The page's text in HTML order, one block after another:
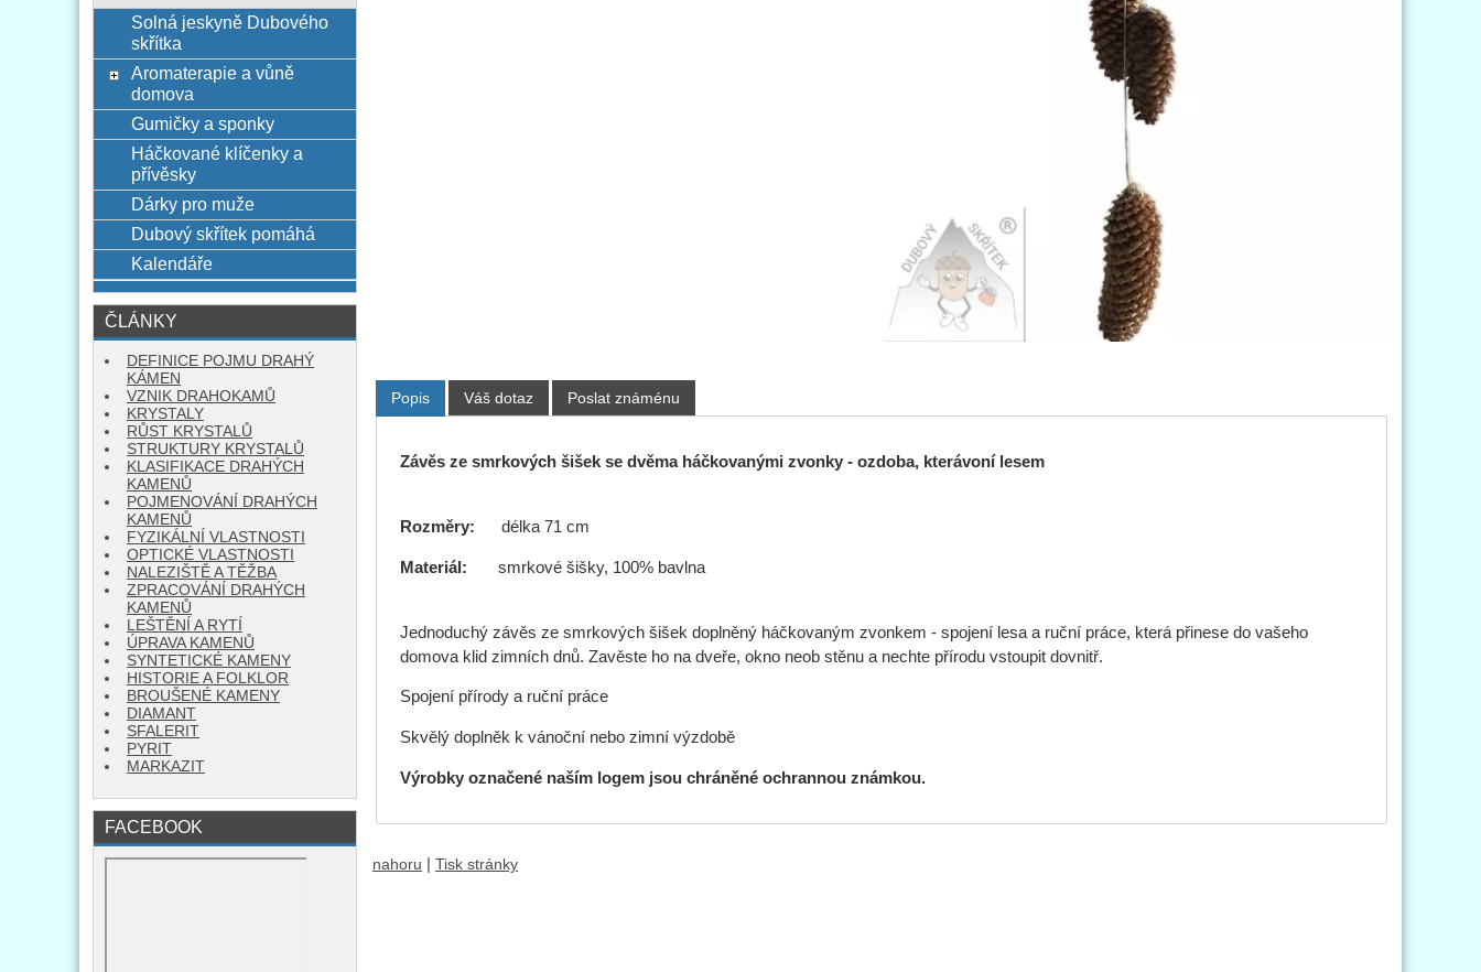
Popis Váš dotaz Poslat známénu
Závěs ze smrkových šišek se dvěma háčkovanými zvonky - ozdoba, kterávoní lesem
Rozměry: délka 71 cm
Materiál: smrkové šišky, 100% bavlna
Jednoduchý závěs ze smrkových šišek doplněný háčkovaným zvonkem - spojení lesa a ruční práce, která přinese do vašeho
domova klid zimních dnů. Zavěste ho na dveře, okno neob stěnu a nechte přírodu vstoupit dovnitř.
Spojení přírody a ruční práce
Skvělý doplněk k vánoční nebo zimní výzdobě
Výrobky označené naším logem jsou chráněné ochrannou známkou.
nahoru Tisk stránky
Solná jeskyně Dubového
skřítka
Aromaterapie a vůně
domova
Gumičky a sponky
Háčkované klíčenky a
přívěsky
Dárky pro muže
Dubový skřítek pomáhá
Kalendáře
ČLÁNKY
DEFINICE POJMU DRAHÝ
KÁMEN
VZNIK DRAHOKAMŮ
KRYSTALY
RŮST KRYSTALŮ
STRUKTURY KRYSTALŮ
KLASIFIKACE DRAHÝCH
KAMENŮ
POJMENOVÁNÍ DRAHÝCH
KAMENŮ
FYZIKÁLNÍ VLASTNOSTI
OPTICKÉ VLASTNOSTI
NALEZIŠTĚ A TĚŽBA
ZPRACOVÁNÍ DRAHÝCH
KAMENŮ
LEŠTĚNÍ A RYTÍ
ÚPRAVA KAMENŮ
SYNTETICKÉ KAMENY
HISTORIE A FOLKLOR
BROUŠENÉ KAMENY
DIAMANT
SFALERIT
PYRIT
MARKAZIT
FACEBOOK